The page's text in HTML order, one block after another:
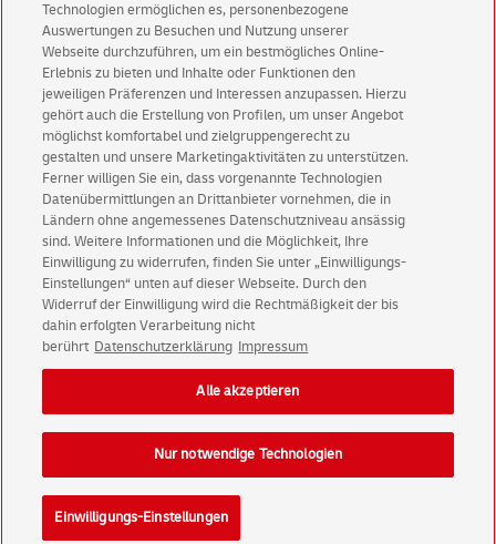
Immer informiert über exklusive Angebote und
Aktionen - jetzt mit Vorteil
Privatkundensichern sich einen5 € Gutschein
für POSTSCAN!
Geschäftskundenerhalten einen5 € Gutschein
für Briefmarke individuell!
Zur Newsletter-Anmeldung
© Sun Aug 09 18:36:45 CEST 2026 Deutsche Post AG
Impressum
Datenschutz
Einwilligungs-Einstellungen
Rechtliche Hinweise
Barrierefreiheit
Technologien ermöglichen es, personenbezogene
Auswertungen zu Besuchen und Nutzung unserer
Webseite durchzuführen, um ein bestmögliches Online-
Erlebnis zu bieten und Inhalte oder Funktionen den
jeweiligen Präferenzen und Interessen anzupassen. Hierzu
gehört auch die Erstellung von Profilen, um unser Angebot
möglichst komfortabel und zielgruppengerecht zu
gestalten und unsere Marketingaktivitäten zu unterstützen.
Ferner willigen Sie ein, dass vorgenannte Technologien
Datenübermittlungen an Drittanbieter vornehmen, die in
Ländern ohne angemessenes Datenschutzniveau ansässig
sind. Weitere Informationen und die Möglichkeit, Ihre
Einwilligung zu widerrufen, finden Sie unter „Einwilligungs-
Einstellungen“ unten auf dieser Webseite. Durch den
Widerruf der Einwilligung wird die Rechtmäßigkeit der bis
dahin erfolgten Verarbeitung nicht
berührt Datenschutzerklärung Impressum
Einwilligungs-Einstellungen
Nur notwendige Technologien
Alle akzeptieren